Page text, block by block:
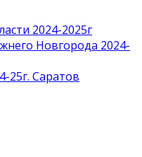
2024-2025г
Новгорода 2024-
25г. Саратов